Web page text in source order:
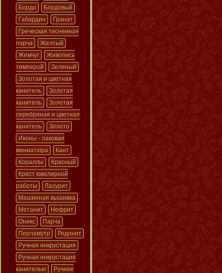
Бордо
Бордовый
Габардин
Гранат
Греческая тисненная
парча
Желтый
Жемчуг
Живопись
темперой
Зеленый
Золотая и цветная
канитель
Золотая
канитель
Золотая
серебряная и цветная
канитель
Золото
Иконы - лаковая
миниатюра
Кант
Кораллы
Красный
Крест ювелирной
работы
Лазурит
Машинная вышивка
Метанит
Нефрит
Оникс
Парча
Перламутр
Родонит
Ручная инкрустация
Ручная инкрустация
канителью
Ручное